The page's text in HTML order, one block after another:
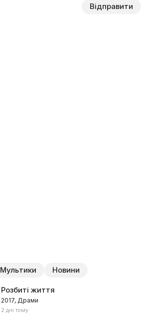
Відправити
Мультики Новини
Розбиті життя
2017, Драми
2 дні тому